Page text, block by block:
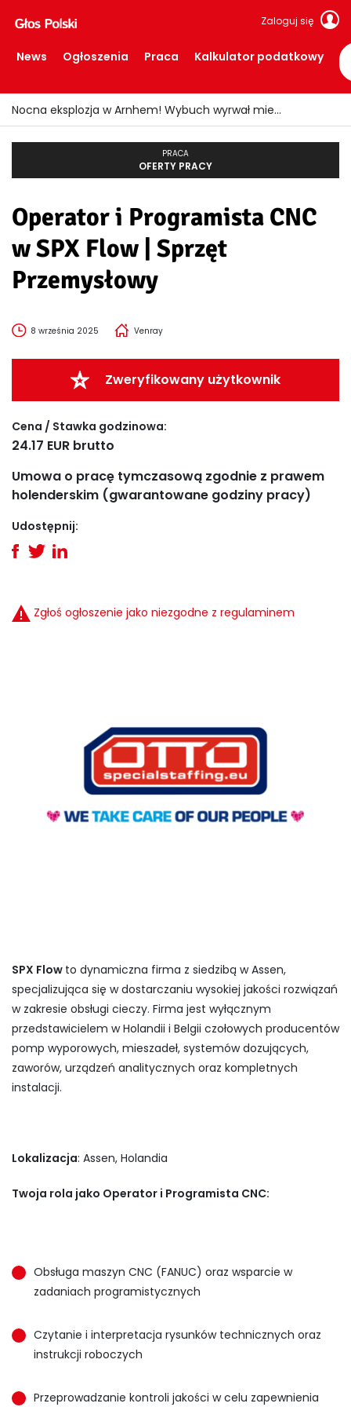
Zaloguj się
News Ogłoszenia Praca Kalkulator podatkowy
Nocna eksplozja w Arnhem! Wybuch wyrwał mieszkańców ze snu i wybił szyby
PRACA
OFERTY PRACY
Operator i Programista CNC
w SPX Flow | Sprzęt
Przemysłowy
8 września 2025 Venray
Zweryfikowany użytkownik
Cena / Stawka godzinowa:
24.17 EUR brutto
Umowa o pracę tymczasową zgodnie z prawem
holenderskim (gwarantowane godziny pracy)
Udostępnij:
Zgłoś ogłoszenie jako niezgodne z regulaminem
SPX Flow to dynamiczna firma z siedzibą w Assen,
specjalizująca się w dostarczaniu wysokiej jakości rozwiązań
w zakresie obsługi cieczy. Firma jest wyłącznym
przedstawicielem w Holandii i Belgii czołowych producentów
pomp wyporowych, mieszadeł, systemów dozujących,
zaworów, urządzeń analitycznych oraz kompletnych
instalacji.
Lokalizacja: Assen, Holandia
Twoja rola jako Operator i Programista CNC:
Obsługa maszyn CNC (FANUC) oraz wsparcie w
zadaniach programistycznych
Czytanie i interpretacja rysunków technicznych oraz
instrukcji roboczych
Przeprowadzanie kontroli jakości w celu zapewnienia